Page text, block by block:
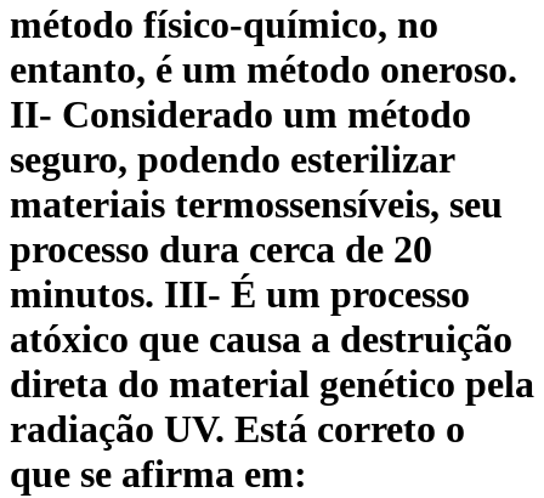
método físico-químico, no
entanto, é um método oneroso.
II- Considerado um método
seguro, podendo esterilizar
materiais termossensíveis, seu
processo dura cerca de 20
minutos. III- É um processo
atóxico que causa a destruição
direta do material genético pela
radiação UV. Está correto o
que se afirma em: